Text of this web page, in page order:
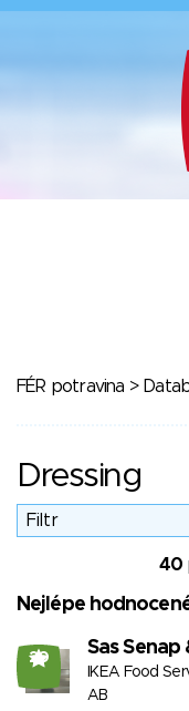
FÉR potravina >
Dressing
40
Nejlépe
20 Sas Senap
IKEA Food
AB